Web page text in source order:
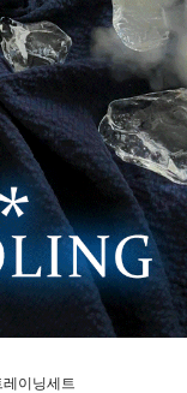
이닝세트